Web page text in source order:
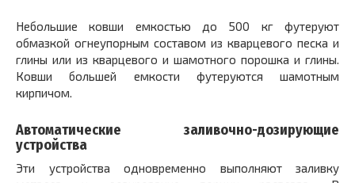
Небольшие ковши емкостью до 500 кг футеруют
обмазкой огнеупорным составом из кварцевого песка и
глины или из кварцевого и шамотного порошка и глины.
Ковши большей емкости футеруются шамотным
кирпичом.
Автоматические заливочно-дозирующие
устройства
Эти устройства одновременно выполняют заливку